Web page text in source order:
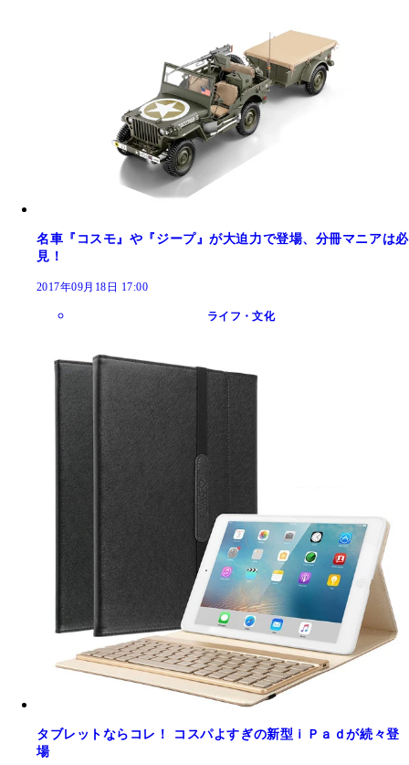
名車『コスモ』や『ジープ』が大迫力で登場、分冊マニアは必
見！
2017年09月18日 17:00
ライフ・文化
タブレットならコレ！ コスパよすぎの新型ｉＰａｄが続々登
場